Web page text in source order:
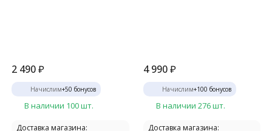
2 490₽
Начислим+50 бонусов
В наличии 100 шт.
Доставка магазина:
4 990 ₽
Начислим+100 бонусов
В наличии 276 шт.
Доставка магазина: